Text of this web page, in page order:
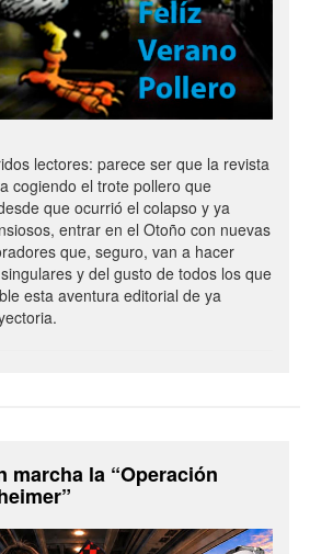
lectores: parece ser que la revista
cogiendo el trote pollero que
que ocurrió el colapso y ya
entrar en el Otoño con nuevas
que, seguro, van a hacer
y del gusto de todos los que
esta aventura editorial de ya
marcha la “Operación